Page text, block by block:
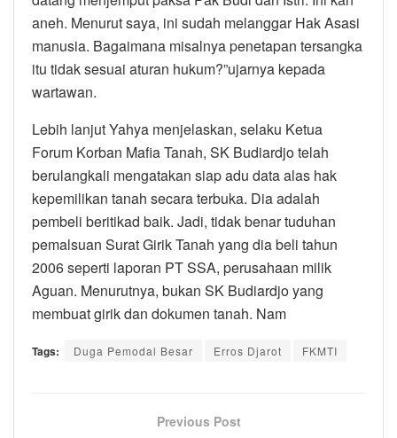
aneh. Menurut saya, ini sudah melanggar Hak Asasi
manusia. Bagaimana misalnya penetapan tersangka
itu tidak sesuai aturan hukum?”ujarnya kepada
wartawan.
Lebih lanjut Yahya menjelaskan, selaku Ketua
Forum Korban Mafia Tanah, SK Budiardjo telah
berulangkali mengatakan siap adu data alas hak
kepemilikan tanah secara terbuka. Dia adalah
pembeli beritikad baik. Jadi, tidak benar tuduhan
pemalsuan Surat Girik Tanah yang dia beli tahun
2006 seperti laporan PT SSA, perusahaan milik
Aguan. Menurutnya, bukan SK Budiardjo yang
membuat girik dan dokumen tanah. Nam
Tags: Duga Pemodal Besar Erros Djarot FKMTI
Previous Post